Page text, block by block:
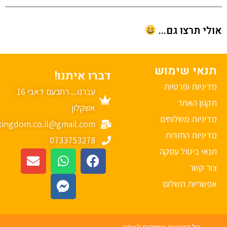
תרצו גם...
שימוש
ופרטיות
האתר
משלוחים
החזרות
ביטול עסקה
קשר
תשלום
דברו איתנו!
עברנו... רחבעם דאבי 16
אשקלון
mykingdom.co.il@gmail.com
0733753278